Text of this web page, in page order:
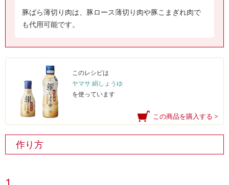
豚ばら薄切り肉は、豚ロース薄切り肉や豚こまぎれ肉で
も代用可能です。
このレシピは
ヤマサ 絹しょうゆ
を使っています
この商品を購入する >
作り方